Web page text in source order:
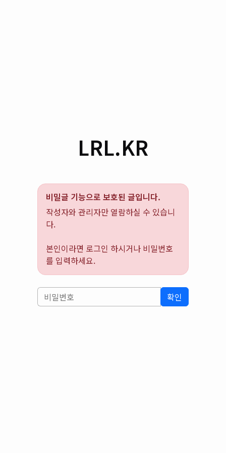
LRL.KR
비밀글 기능으로 보호된 글입니다.
작성자와 관리자만 열람하실 수 있습니
다.
본인이라면 로그인 하시거나 비밀번호
를 입력하세요.
확인